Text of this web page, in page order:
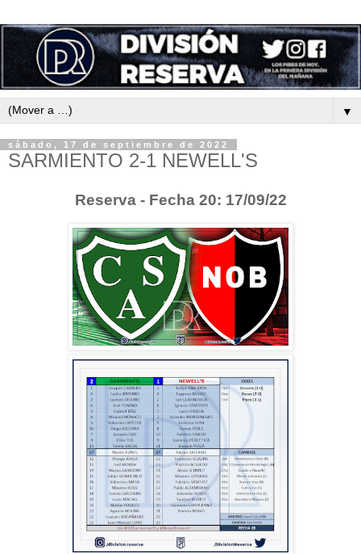
▼
sábado, 17 de septiembre de 2022
SARMIENTO 2-1 NEWELL'S
Reserva - Fecha 20: 17/09/22